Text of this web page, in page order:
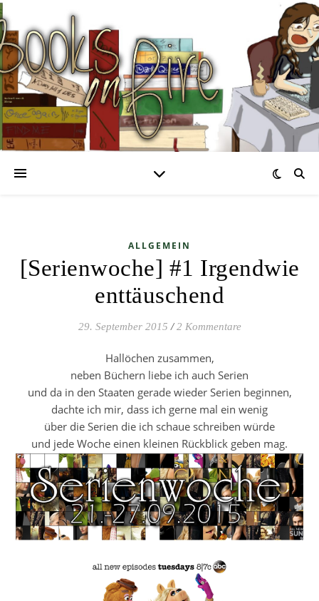
ALLGEMEIN
[Serienwoche] #1 Irgendwie
enttäuschend
29. September 2015 / 2 Kommentare
Hallöchen zusammen,
neben Büchern liebe ich auch Serien
und da in den Staaten gerade wieder Serien beginnen,
dachte ich mir, dass ich gerne mal ein wenig
über die Serien die ich schaue schreiben würde
und jede Woche einen kleinen Rückblick geben mag.